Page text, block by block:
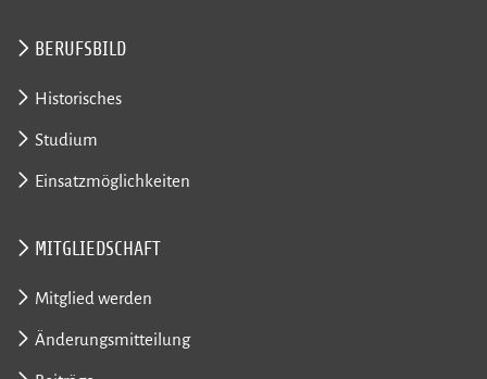
BERUFSBILD
Historisches
Studium
Einsatzmöglichkeiten
MITGLIEDSCHAFT
Mitglied werden
Änderungsmitteilung